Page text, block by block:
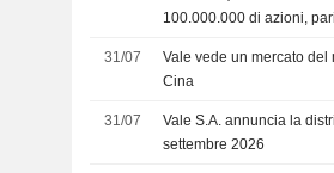
100.000.000 di azioni,
31/07
Vale vede un mercato
Cina
31/07
Vale S.A. annuncia la
settembre 2026